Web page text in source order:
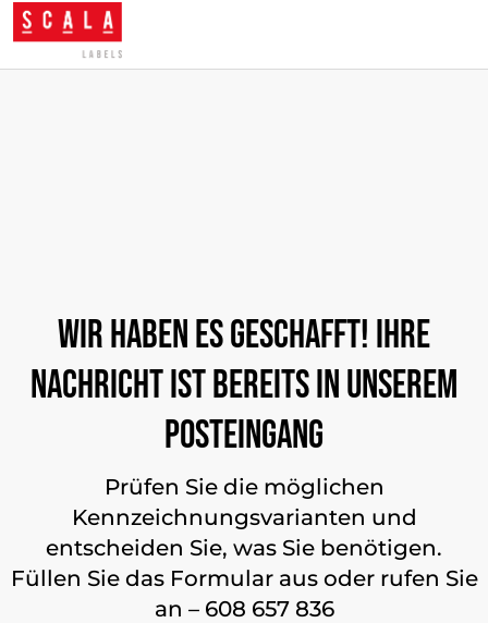
Wir haben es geschafft! Ihre
Nachricht ist bereits in unserem
Posteingang
Prüfen Sie die möglichen
Kennzeichnungsvarianten und
entscheiden Sie, was Sie benötigen.
Füllen Sie das Formular aus oder rufen Sie
an – 608 657 836